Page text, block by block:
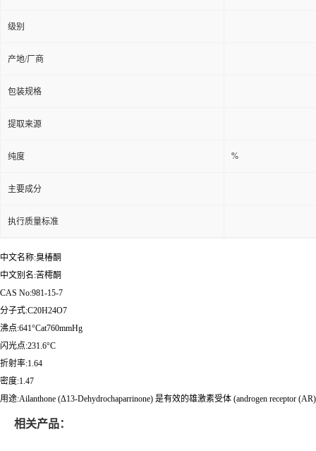
级别
产地/厂商
包装规格
提取来源
纯度 %
主要成分
执行质量标准
中文名称:臭椿酮
中文别名:苦樗酮
CAS No:981-15-7
分子式:C20H24O7
沸点:641°Cat760mmHg
闪光点:231.6°C
折射率:1.64
密度:1.47
用途:Ailanthone (Δ13-Dehydrochaparrinone) 是有效的雄激素受体 (androgen receptor
相关产品：